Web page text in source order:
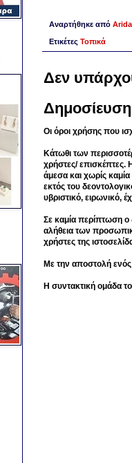
Αναρτήθηκε από
Ετικέτες Τοπικά
Δεν
Οι όροι χρήσης που
Κάτωθι των
χρήστες/ επισκέπτες.
άμεσα και χωρίς
εκτός του
υβριστικό, ειρωνικό,
Σε καμία περίπτωση ο
αλήθεια των
χρήστες της
Με την αποστολή
Η συντακτική ομάδα